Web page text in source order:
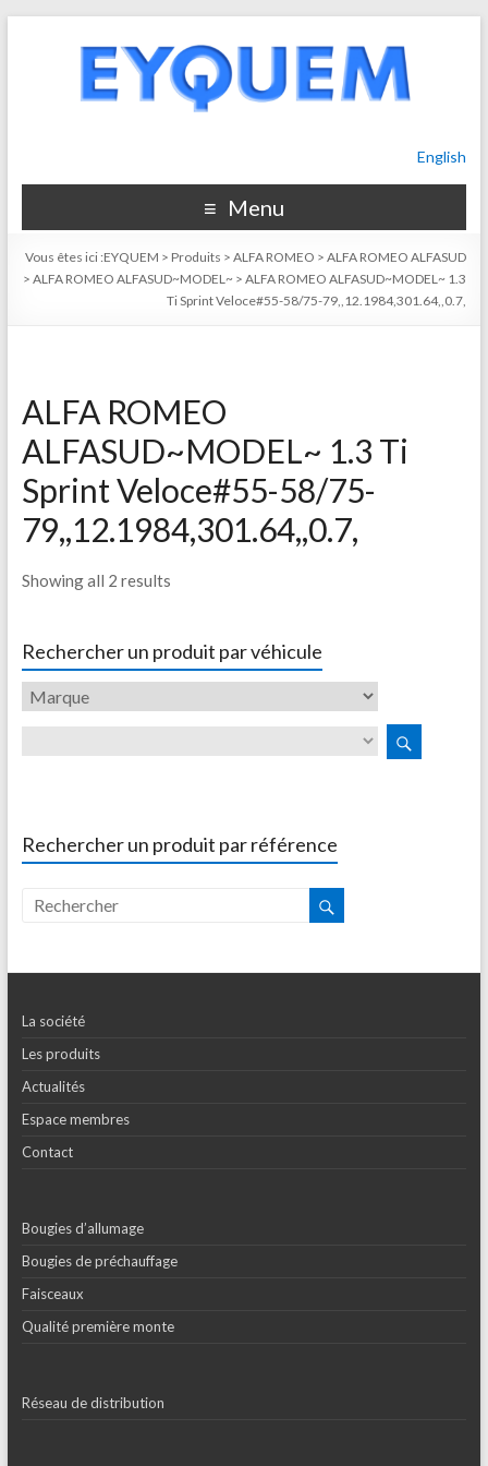
English
Menu
Vous êtes ici :EYQUEM > Produits >ALFA ROMEO >ALFA ROMEO ALFASUD
>ALFA ROMEO ALFASUD~MODEL~ >ALFA ROMEO ALFASUD~MODEL~ 1.3
Ti Sprint Veloce#55-58/75-79,,12.1984,301.64,,0.7,
ALFA ROMEO
ALFASUD~MODEL~ 1.3 Ti
Sprint Veloce#55-58/75-
79,,12.1984,301.64,,0.7,
Showing all 2 results
Rechercher un produit par véhicule
Rechercher un produit par référence
La société
Les produits
Actualités
Espace membres
Contact
Bougies d’allumage
Bougies de préchauffage
Faisceaux
Qualité première monte
Réseau de distribution